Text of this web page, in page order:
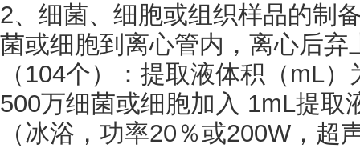
2、细菌、细胞或组织样品的制
菌或细胞到离心管内，离心后
（ 104个）：提取液体积（mL
500万细菌或细胞加入 1mL提取
（冰浴，功率20％或200W，